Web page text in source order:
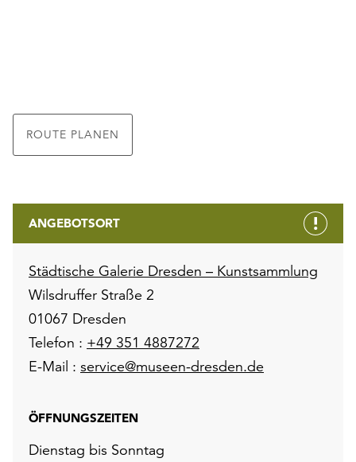
ROUTE PLANEN
ANGEBOTSORT
Städtische Galerie Dresden – Kunstsammlung
Wilsdruffer Straße 2
01067 Dresden
Telefon : +49 351 4887272
E-Mail : service@museen-dresden.de
ÖFFNUNGSZEITEN
Dienstag bis Sonntag